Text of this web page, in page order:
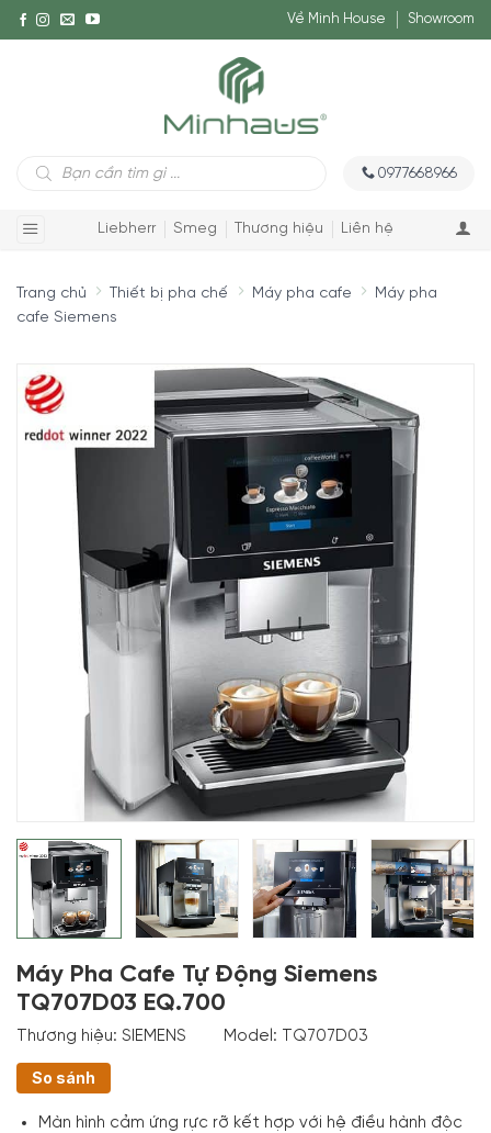
Về Minh House Showroom
Tìm
kiếm
0977668966
Liebherr Smeg Thương hiệu Liên hệ
Trang chủ Thiết bị pha chế Máy pha cafe
Máy pha
cafe Siemens
Máy Pha Cafe Tự Động Siemens
TQ707D03 EQ.700
Thương hiệu: SIEMENS Model: TQ707D03
So sánh
Màn hình cảm ứng rực rỡ kết hợp với hệ điều hành độc